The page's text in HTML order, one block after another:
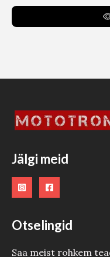
Jälgi meid
Otselingid
Saa meist rohkem